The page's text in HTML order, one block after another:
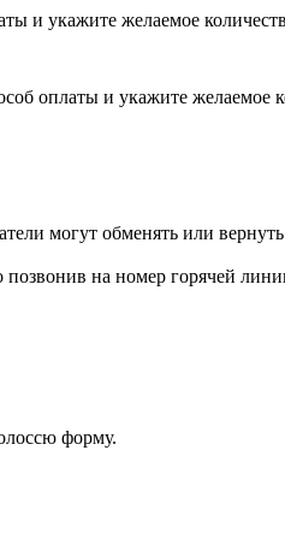
и укажите желаемое
оплаты и укажите желаемое
могут обменять или
на номер горячей
форму.